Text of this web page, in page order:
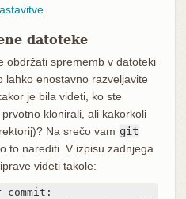
.
datoteke
obdržati sprememb v datoteki
lahko enostavno razveljavite
je bila videti, ko ste
klonirali, ali kakorkoli
Na srečo vam git
to narediti. V izpisu zadnjega
videti takole:
commit: